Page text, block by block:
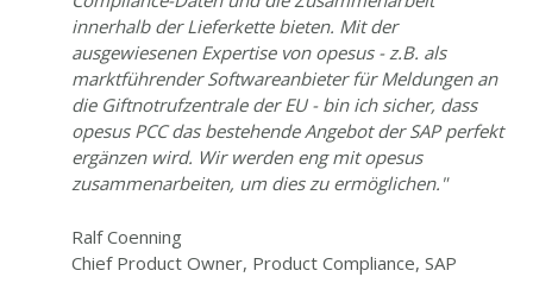
innerhalb der Lieferkette bieten. Mit der
ausgewiesenen Expertise von opesus - z.B. als
marktführender Softwareanbieter für Meldungen an
die Giftnotrufzentrale der EU - bin ich sicher, dass
opesus PCC das bestehende Angebot der SAP perfekt
ergänzen wird. Wir werden eng mit opesus
zusammenarbeiten, um dies zu ermöglichen."
Ralf Coenning
Chief Product Owner, Product Compliance, SAP